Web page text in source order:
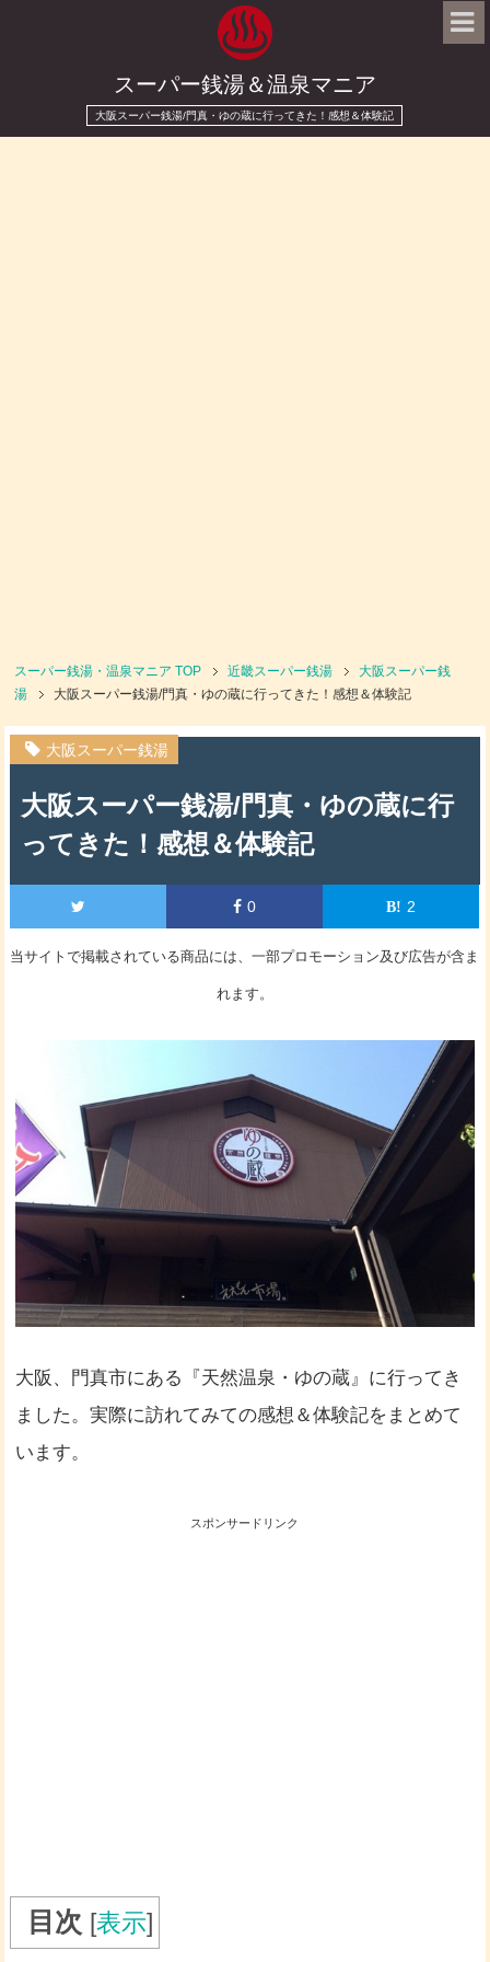
スーパー銭湯＆温泉マニア
大阪スーパー銭湯/門真・ゆの蔵に行ってきた！感想＆体験記
スーパー銭湯・温泉マニア TOP 近畿スーパー銭湯
大阪スーパー銭
湯
大阪スーパー銭湯/門真・ゆの蔵に行ってきた！感想＆体験記
大阪スーパー銭湯
大阪スーパー銭湯/門真・ゆの蔵に行
ってきた！感想＆体験記
0 2
当サイトで掲載されている商品には、一部プロモーション及び広告が含ま
れます。
大阪、門真市にある『天然温泉・ゆの蔵』に行ってき
ました。実際に訪れてみての感想＆体験記をまとめて
います。
スポンサードリンク
目次 [表示]